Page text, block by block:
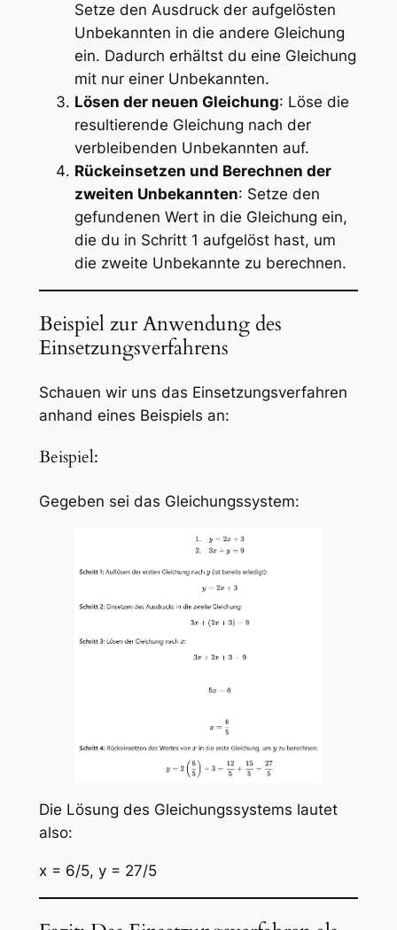
Setze den Ausdruck der aufgelösten
Unbekannten in die andere Gleichung
ein. Dadurch erhältst du eine Gleichung
mit nur einer Unbekannten.
Lösen der neuen Gleichung: Löse die
resultierende Gleichung nach der
verbleibenden Unbekannten auf.
Rückeinsetzen und Berechnen der
zweiten Unbekannten: Setze den
gefundenen Wert in die Gleichung ein,
die du in Schritt 1 aufgelöst hast, um
die zweite Unbekannte zu berechnen.
Beispiel zur Anwendung des
Einsetzungsverfahrens
Schauen wir uns das Einsetzungsverfahren
anhand eines Beispiels an:
Beispiel:
Gegeben sei das Gleichungssystem:
Die Lösung des Gleichungssystems lautet
also:
x = 6/5, y = 27/5